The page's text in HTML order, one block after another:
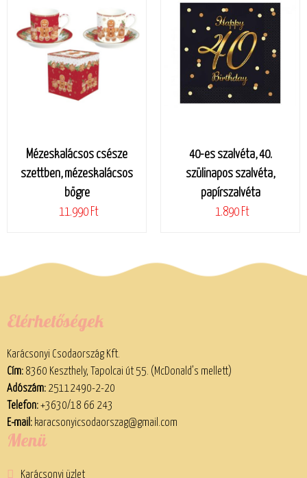
Mézeskalácsos csésze
szettben, mézeskalácsos
bögre
11.990 Ft
40-es szalvéta, 40.
szülinapos szalvéta,
papírszalvéta
1.890 Ft
Elérhetőségek
Karácsonyi Csodaország Kft.
Cím:8360 Keszthely, Tapolcai út 55. (McDonald’s mellett)
Adószám:25112490-2-20
Telefon:+3630/18 66 243
E-mail: karacsonyicsodaorszag@gmail.com
Menü
Karácsonyi üzlet